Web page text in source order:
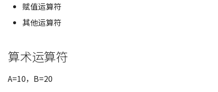
Linux 内核编译尝试
USTC Linux 101
Golang 速成 | 面向对象特征
Golang 速成 | 泛型
运算符优先级
定时器
反射
context原理
interface原理
二叉树
赋值运算符
其他运算符
算术运算符
A=10，B=20